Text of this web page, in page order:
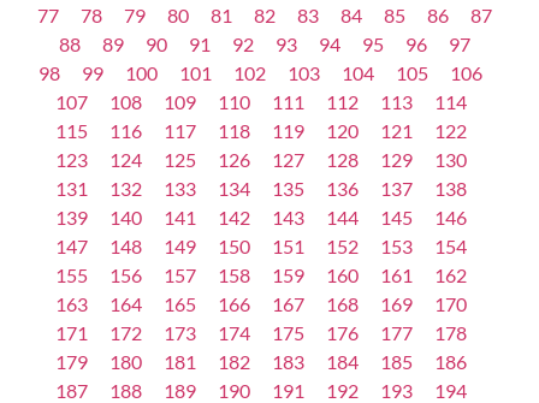
77
78 79 80 81 82 83 84 85 86
87
88
89 90 91 92 93 94 95 96
97
98
99 100 101 102 103 104 105
106
107
108 109 110 111 112 113
114
115
116 117 118 119 120 121
122
123
124 125 126 127 128 129
130
131
132 133 134 135 136 137
138
139
140 141 142 143 144 145
146
147
148 149 150 151 152 153
154
155
156 157 158 159 160 161
162
163
164 165 166 167 168 169
170
171
172 173 174 175 176 177
178
179
180 181 182 183 184 185
186
187
188 189 190 191 192 193
194